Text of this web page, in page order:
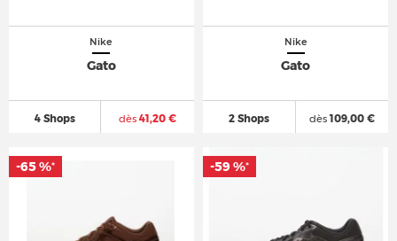
Nike
Gato
4 Shops dès41,20 €
Nike
Gato
2 Shops dès109,00 €
-65 %* -59 %*